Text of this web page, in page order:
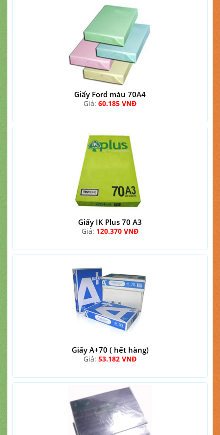
Giấy Ford màu 70A4
Giá: 60.185 VNĐ
Giấy IK Plus 70 A3
Giá: 120.370 VNĐ
Giấy A+70 ( hết hàng)
Giá: 53.182 VNĐ